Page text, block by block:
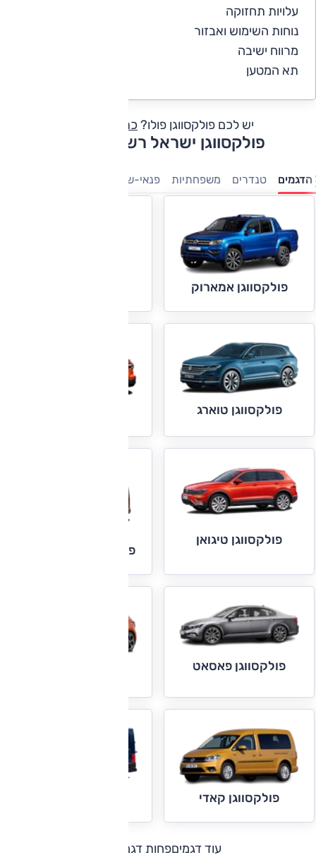
עלויות תחזוקה
נוחות השימוש ואבזור
מרווח ישיבה
תא המטען
יש לכם פולקסווגן פולו? כתבו חוות דעת
פולקסווגן ישראל רשימת דגמים
הדגמים טנדרים משפחתיות פנאי-שטח
פולקסווגן אמארוק
פולקסווגן טוארג
פולקסווגן טיגואן
פולקסווגן טרנספורטר
פולקסווגן פאסאט
פולקסווגן קאדי
עוד דגמיםפחות דגמים